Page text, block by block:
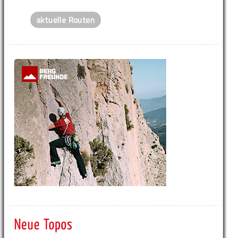
aktuelle Routen
Neue Topos